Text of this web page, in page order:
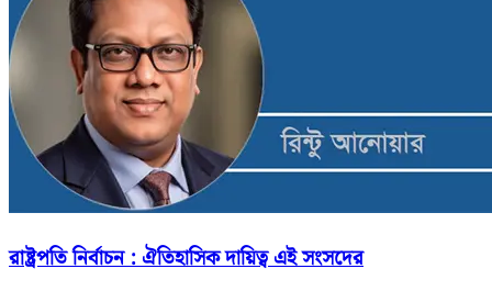
রাষ্ট্রপতি নির্বাচন : ঐতিহাসিক দায়িত্ব এই সংসদের